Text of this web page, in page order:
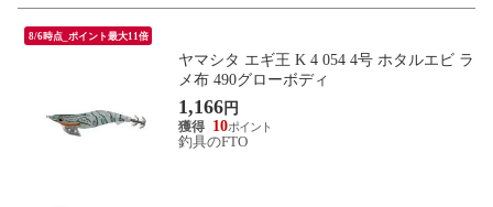
8/6時点_ポイント最大11倍
ヤマシタ エギ王 K 4 054 4号 ホタルエビ ラ
メ布 490グローボディ
1,166円
10
釣具のFTO